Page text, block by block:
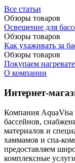
Все статьи
Обзоры товаров
Освещение для
Обзоры товаров
Как ухаживать за
Обзоры товаров
Покупаем
О компании
Интернет-
Компания AquaVisa
бассейнов,
материалов и
хаммамов и спа-
предоставляем
комплексные